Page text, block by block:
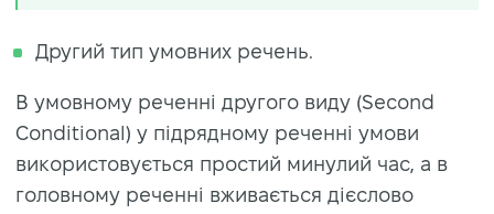
Другий тип умовних речень.
В умовному реченні другого виду (Second
Conditional) у підрядному реченні умови
використовується простий минулий час, а в
головному реченні вживається дієслово